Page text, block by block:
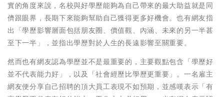
實的角度來說，名校與好學歷能夠為自己帶來的最大助益就是同
儕跟眼界，長期下來能夠幫助自己獲得更多好機會。也有網友指
出「學歷影響層面包括朋友圈、價值觀、內涵、未來的另一半甚
至下一半」，並指出學歷對於人生的長遠影響至關重要。
然而也有網友認為學歷並不是最重要的，主要觀點包含「學歷好
並不代表能力好」，以及「社會經歷比學歷更重要」。一名雇主
網友便分享自己招聘的頂大員工表現不如預期，並感嘆表示「有